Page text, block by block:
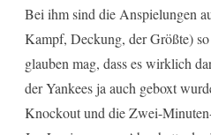
Bei ihm sind die Anspielungen
Kampf, Deckung, der Größte)
glauben mag, dass es wirklich
der Yankees ja auch geboxt
Knockout und die Zwei-